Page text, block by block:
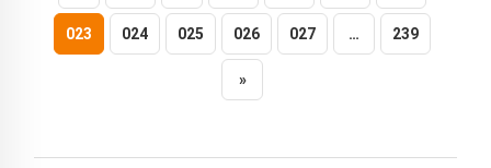
023 024 025 026 027 … 239
»